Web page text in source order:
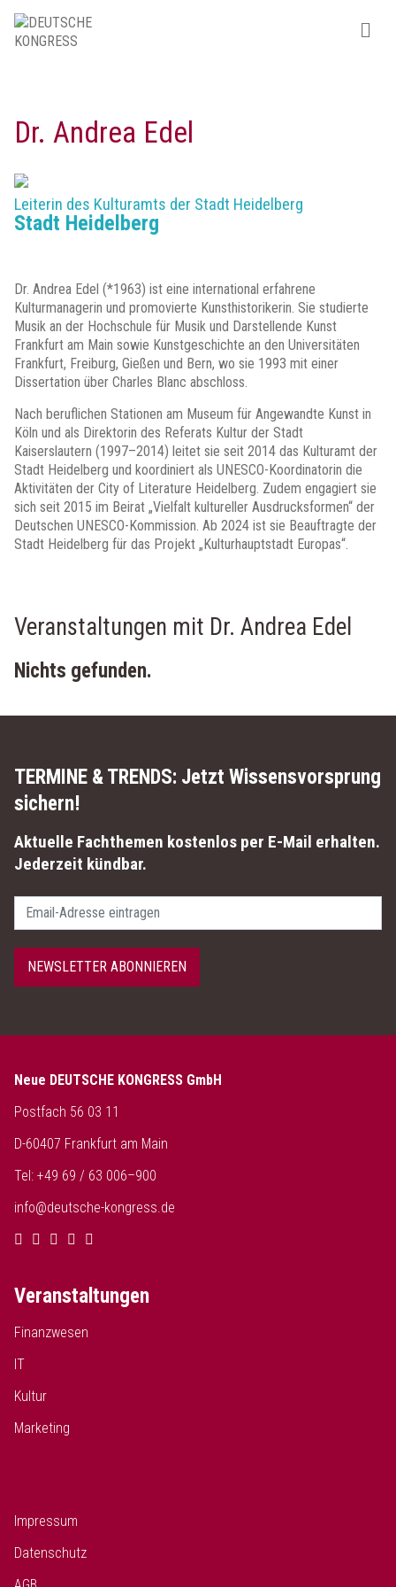
Dr. Andrea Edel
Leiterin des Kulturamts der Stadt Heidelberg
Stadt Heidelberg
Dr. Andrea Edel (*1963) ist eine international erfahrene
Kulturmanagerin und promovierte Kunsthistorikerin. Sie studierte
Musik an der Hochschule für Musik und Darstellende Kunst
Frankfurt am Main sowie Kunstgeschichte an den Universitäten
Frankfurt, Freiburg, Gießen und Bern, wo sie 1993 mit einer
Dissertation über Charles Blanc abschloss.
Nach beruflichen Stationen am Museum für Angewandte Kunst in
Köln und als Direktorin des Referats Kultur der Stadt
Kaiserslautern (1997–2014) leitet sie seit 2014 das Kulturamt der
Stadt Heidelberg und koordiniert als UNESCO-Koordinatorin die
Aktivitäten der City of Literature Heidelberg. Zudem engagiert sie
sich seit 2015 im Beirat „Vielfalt kultureller Ausdrucksformen“ der
Deutschen UNESCO-Kommission. Ab 2024 ist sie Beauftragte der
Stadt Heidelberg für das Projekt „Kulturhauptstadt Europas“.
Veranstaltungen mit Dr. Andrea Edel
Nichts gefunden.
TERMINE & TRENDS: Jetzt Wissensvorsprung
sichern!
Aktuelle Fachthemen kostenlos per E-Mail erhalten.
Jederzeit kündbar.
Passwort
NEWSLETTER ABONNIEREN
Neue DEUTSCHE KONGRESS GmbH
Postfach 56 03 11
D-60407 Frankfurt am Main
Tel: +49 69 / 63 006–900
info@deutsche-kongress.de
Veranstaltungen
Finanzwesen
IT
Kultur
Marketing
Impressum
Datenschutz